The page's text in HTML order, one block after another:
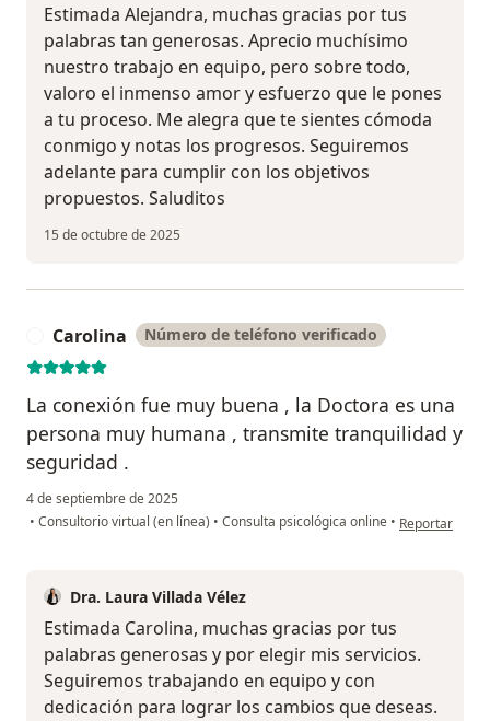
Estimada Alejandra, muchas gracias por tus
palabras tan generosas. Aprecio muchísimo
nuestro trabajo en equipo, pero sobre todo,
valoro el inmenso amor y esfuerzo que le pones
a tu proceso. Me alegra que te sientes cómoda
conmigo y notas los progresos. Seguiremos
adelante para cumplir con los objetivos
propuestos. Saluditos
15 de octubre de 2025
Carolina Número de teléfono verificado
La conexión fue muy buena , la Doctora es una
persona muy humana , transmite tranquilidad y
seguridad .
4 de septiembre de 2025
• Consultorio virtual (en línea) • Consulta psicológica online • en opinión del
Reportar
Dra. Laura Villada Vélez
Estimada Carolina, muchas gracias por tus
palabras generosas y por elegir mis servicios.
Seguiremos trabajando en equipo y con
dedicación para lograr los cambios que deseas.